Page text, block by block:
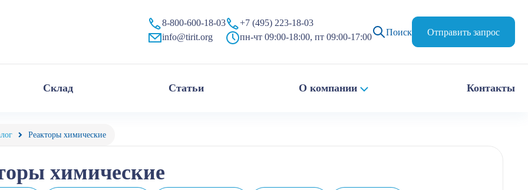
8-800-600-18-03
info@tirit.org
+7 (495) 223-18-03
пн-чт 09:00-18:00, пт 09:00-17:00
Поиск Отправить запрос
Склад Статьи О компании Контакты
Реакторы химические
химические